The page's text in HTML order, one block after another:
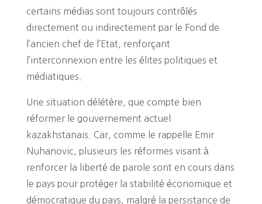
certains médias sont toujours contrôlés
directement ou indirectement par le Fond de
l’ancien chef de l’Etat, renforçant
l’interconnexion entre les élites politiques et
médiatiques.
Une situation délétère, que compte bien
réformer le gouvernement actuel
kazakhstanais. Car, comme le rappelle Emir
Nuhanovic, plusieurs les réformes visant à
renforcer la liberté de parole sont en cours dans
le pays pour protéger la stabilité économique et
démocratique du pays, malgré la persistance de